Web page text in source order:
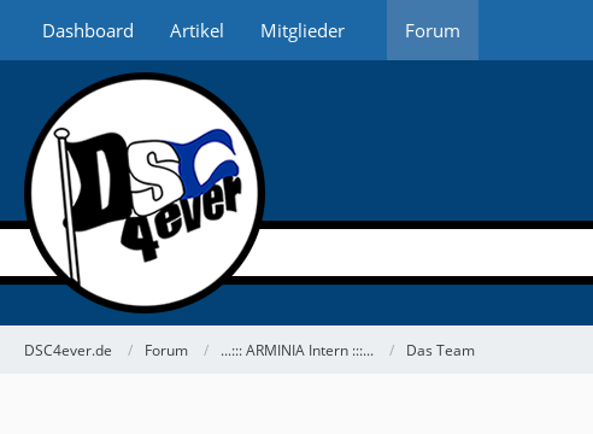
Dashboard Artikel Mitglieder Forum
DSC4ever.de Forum ...::: ARMINIA Intern :::... Das Team